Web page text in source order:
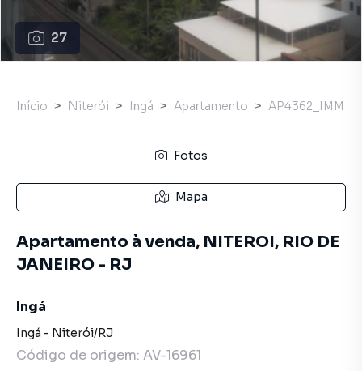
27
Início Niterói Ingá Apartamento AP4362_IMM
Fotos
Mapa
Apartamento à venda, NITEROI, RIO DE
JANEIRO - RJ
Ingá
Ingá - Niterói/RJ
Código de origem: AV-16961